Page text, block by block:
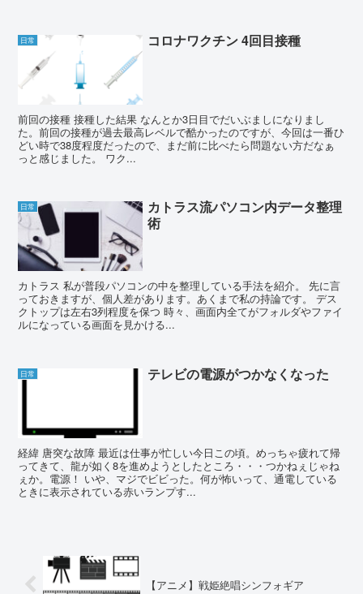
日常 コロナワクチン 4回目接種
前回の接種 接種した結果 なんとか3日目でだいぶましになりまし
た。前回の接種が過去最高レベルで酷かったのですが、今回は一番ひ
どい時で38度程度だったので、まだ前に比べたら問題ない方だなぁ
っと感じました。 ワク...
日常
カトラス流パソコン内データ整理
術
カトラス 私が普段パソコンの中を整理している手法を紹介。 先に言
っておきますが、個人差があります。あくまで私の持論です。 デス
クトップは左右3列程度を保つ 時々、画面内全てがフォルダやファイ
ルになっている画面を見かける...
日常 テレビの電源がつかなくなった
経緯 唐突な故障 最近は仕事が忙しい今日この頃。めっちゃ疲れて帰
ってきて、龍が如く8を進めようとしたところ・・・つかねぇじゃね
ぇか。電源！ いや、マジでビビった。何が怖いって、通電している
ときに表示されている赤いランプす...
【アニメ】戦姫絶唱シンフォギア